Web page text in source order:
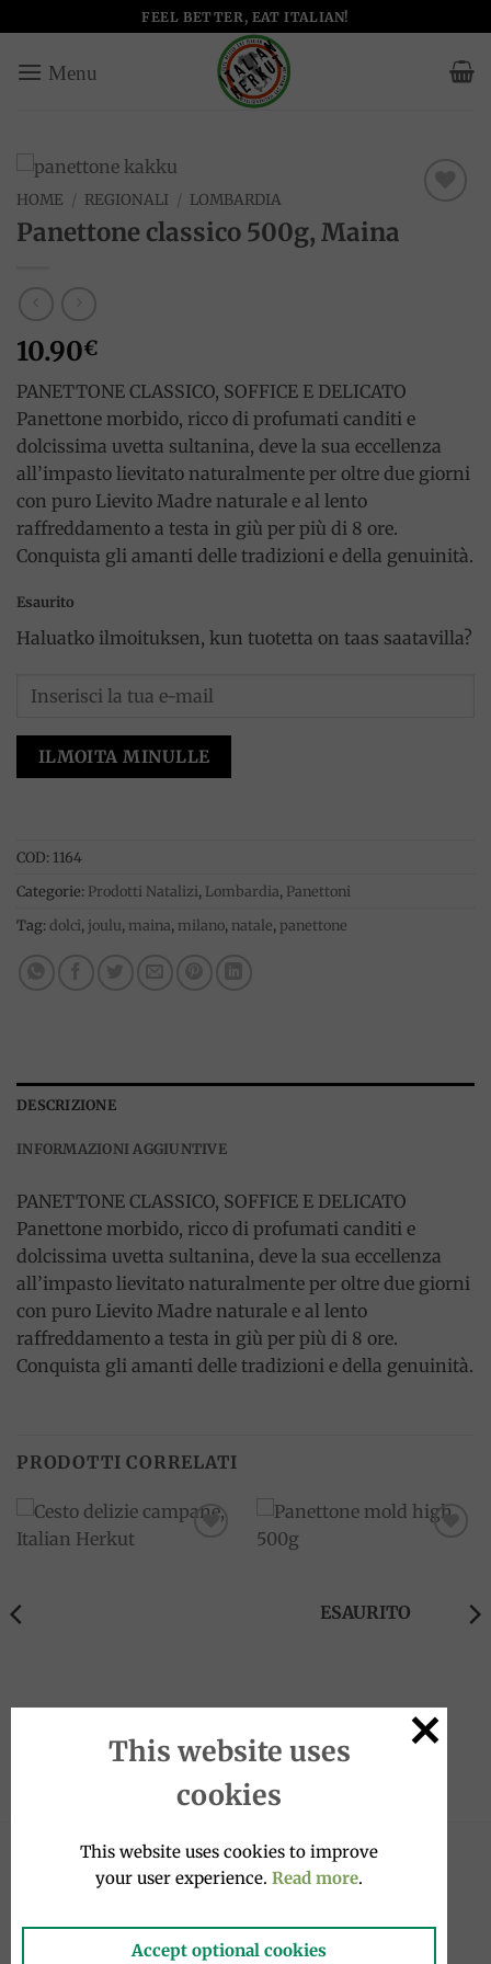
ai
contenuti
FEEL BETTER, EAT ITALIAN!
HOME / REGIONALI / LOMBARDIA
Panettone classico 500g, Maina
10.90€
PANETTONE CLASSICO, SOFFICE E DELICATO
Panettone morbido, ricco di profumati canditi e
dolcissima uvetta sultanina, deve la sua eccellenza
all’impasto lievitato naturalmente per oltre due giorni
con puro Lievito Madre naturale e al lento
raffreddamento a testa in giù per più di 8 ore.
Conquista gli amanti delle tradizioni e della genuinità.
Esaurito
Haluatko ilmoituksen, kun tuotetta on taas saatavilla?
ILMOITA MINULLE
COD: 1164
Categorie: Prodotti Natalizi, Lombardia, Panettoni
Tag: dolci, joulu, maina, milano, natale, panettone
DESCRIZIONE
INFORMAZIONI AGGIUNTIVE
PANETTONE CLASSICO, SOFFICE E DELICATO
Panettone morbido, ricco di profumati canditi e
dolcissima uvetta sultanina, deve la sua eccellenza
all’impasto lievitato naturalmente per oltre due giorni
con puro Lievito Madre naturale e al lento
raffreddamento a testa in giù per più di 8 ore.
Conquista gli amanti delle tradizioni e della genuinità.
PRODOTTI CORRELATI
ESAURITO
Panettone mold high 500g
2.50 €
Filetti di sardine sott'olio 580g, Tosi e
Raggini
This website uses
cookies
This website uses cookies to improve
your user experience. Read more.
Accept optional cookies